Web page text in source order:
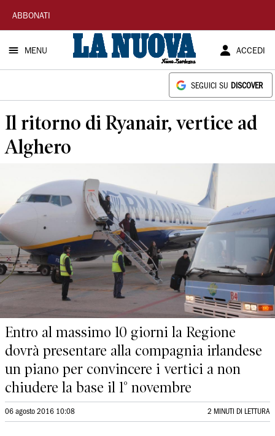
La
Nuova
Sardegna
ABBONATI
MENU ACCEDI
SEGUICI SU DISCOVER
Il ritorno di Ryanair, vertice ad
Alghero
Entro al massimo 10 giorni la Regione
dovrà presentare alla compagnia irlandese
un piano per convincere i vertici a non
chiudere la base il 1° novembre
06 agosto 2016 10:08 2 MINUTI DI LETTURA